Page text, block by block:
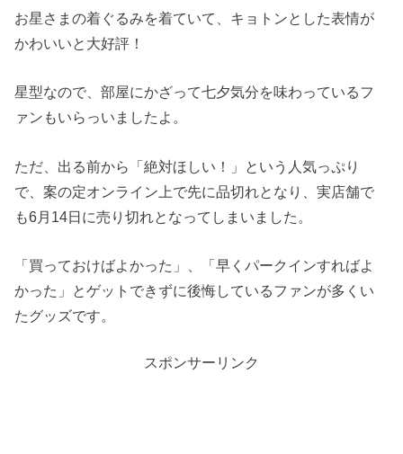
お星さまの着ぐるみを着ていて、キョトンとした表情が
かわいいと大好評！
星型なので、部屋にかざって七夕気分を味わっているフ
ァンもいらっいましたよ。
ただ、出る前から「絶対ほしい！」という人気っぷり
で、案の定オンライン上で先に品切れとなり、実店舗で
も6月14日に売り切れとなってしまいました。
「買っておけばよかった」、「早くパークインすればよ
かった」とゲットできずに後悔しているファンが多くい
たグッズです。
スポンサーリンク